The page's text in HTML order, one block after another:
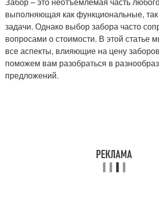
выполняющая как функциональные,
задачи. Однако выбор забора часто
вопросами о стоимости. В этой статье
все аспекты, влияющие на цену
поможем вам разобраться в
предложений.